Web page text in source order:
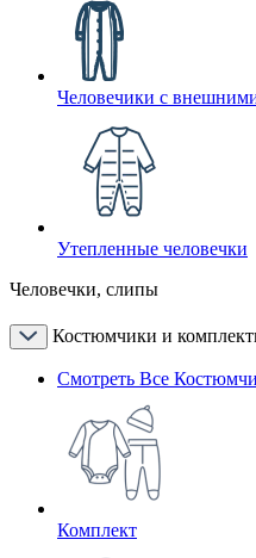
Человечики с
Утепленные человечки
Человечки, слипы
Костюмчики и
Смотреть Все
Комплект